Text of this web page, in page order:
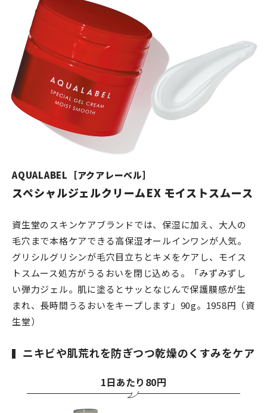
AQUALABEL［アクアレーベル］
スペシャルジェルクリームEX モイストスムース
資生堂のスキンケアブランドでは、保湿に加え、大人の
毛穴まで本格ケアできる高保湿オールインワンが人気。
グリシルグリシンが毛穴目立ちとキメをケアし、モイス
トスムース処方がうるおいを閉じ込める。「みずみずし
い弾力ジェル。肌に塗るとサッとなじんで保護膜感が生
まれ、長時間うるおいをキープします」90g。1958円（資
生堂）
ニキビや肌荒れを防ぎつつ乾燥のくすみをケア
1日あたり80円